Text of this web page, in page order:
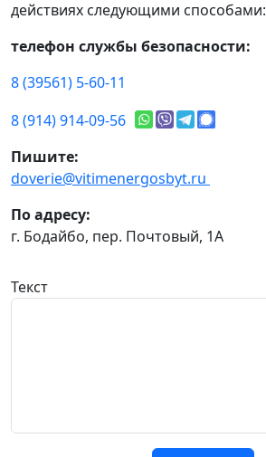
действиях следующими способами:
телефон службы безопасности:
8 (39561) 5-60-11
8 (914) 914-09-56
Пишите:
doverie@vitimenergosbyt.ru
По адресу:
г. Бодайбо, пер. Почтовый, 1А
Текст